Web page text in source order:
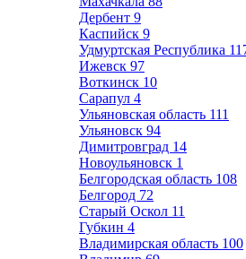
Дербент 9
Каспийск 9
Удмуртская Республика
Ижевск 97
Воткинск 10
Сарапул 4
Ульяновская область 111
Ульяновск 94
Димитровград 14
Новоульяновск 1
Белгородская область 108
Белгород 72
Старый Оскол 11
Губкин 4
Владимирская область 100